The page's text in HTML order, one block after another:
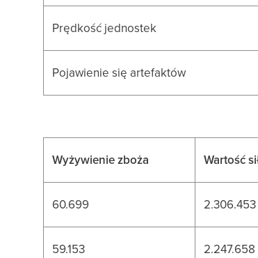
Prędkość jednostek
Pojawienie się artefaktów
Wyżywienie zboża Wartość
60.699 2.306.453
59.153 2.247.658